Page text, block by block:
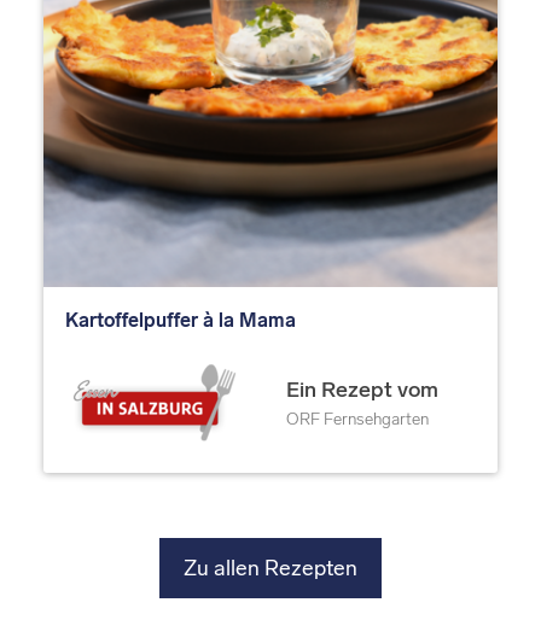
Kartoffelpuffer à la Mama
Ein Rezept vom
ORF Fernsehgarten
Zu allen Rezepten